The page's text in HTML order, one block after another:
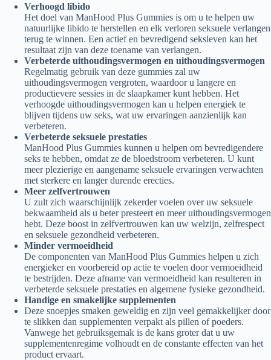
Verhoogd libido
Het doel van ManHood Plus Gummies is om u te helpen uw
natuurlijke libido te herstellen en elk verloren seksuele verlangen
terug te winnen. Een actief en bevredigend seksleven kan het
resultaat zijn van deze toename van verlangen.
Verbeterde uithoudingsvermogen en uithoudingsvermogen
Regelmatig gebruik van deze gummies zal uw
uithoudingsvermogen vergroten, waardoor u langere en
productievere sessies in de slaapkamer kunt hebben. Het
verhoogde uithoudingsvermogen kan u helpen energiek te
blijven tijdens uw seks, wat uw ervaringen aanzienlijk kan
verbeteren.
Verbeterde seksuele prestaties
ManHood Plus Gummies kunnen u helpen om bevredigendere
seks te hebben, omdat ze de bloedstroom verbeteren. U kunt
meer plezierige en aangename seksuele ervaringen verwachten
met sterkere en langer durende erecties.
Meer zelfvertrouwen
U zult zich waarschijnlijk zekerder voelen over uw seksuele
bekwaamheid als u beter presteert en meer uithoudingsvermogen
hebt. Deze boost in zelfvertrouwen kan uw welzijn, zelfrespect
en seksuele gezondheid verbeteren.
Minder vermoeidheid
De componenten van ManHood Plus Gummies helpen u zich
energieker en voorbereid op actie te voelen door vermoeidheid
te bestrijden. Deze afname van vermoeidheid kan resulteren in
verbeterde seksuele prestaties en algemene fysieke gezondheid.
Handige en smakelijke supplementen
Deze snoepjes smaken geweldig en zijn veel gemakkelijker door
te slikken dan supplementen verpakt als pillen of poeders.
Vanwege het gebruiksgemak is de kans groter dat u uw
supplementenregime volhoudt en de constante effecten van het
product ervaart.